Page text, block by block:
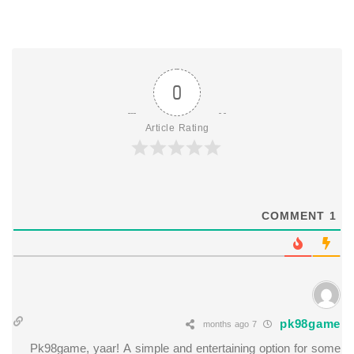
0
Article Rating
1
pk98game
Pk98game, yaar! A simple and entertaining option for some